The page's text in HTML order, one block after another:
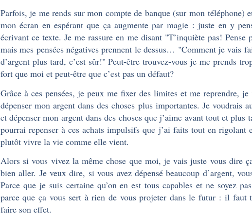
Parfois, je me rends sur mon compte de banque (sur mon téléphone)
mon écran en espérant que ça augmente par magie : juste en y
écrivant ce texte. Je me rassure en me disant "T’inquiète pas! Pense
mais mes pensées négatives prennent le dessus… "Comment je vais
d’argent plus tard, c’est sûr!" Peut-être trouvez-vous je me prends
fort que moi et peut-être que c’est pas un défaut?
Grâce à ces pensées, je peux me fixer des limites et me reprendre,
dépenser mon argent dans des choses plus importantes. Je voudrais
et dépenser mon argent dans des choses que j’aime avant tout et
pourrai repenser à ces achats impulsifs que j’ai faits tout en rigolant
plutôt vivre la vie comme elle vient.
Alors si vous vivez la même chose que moi, je vais juste vous dire
bien aller. Je veux dire, si vous avez dépensé beaucoup d’argent,
Parce que je suis certaine qu’on en est tous capables et ne soyez
parce que ça vous sert à rien de vous projeter dans le futur : il faut
faire son effet.